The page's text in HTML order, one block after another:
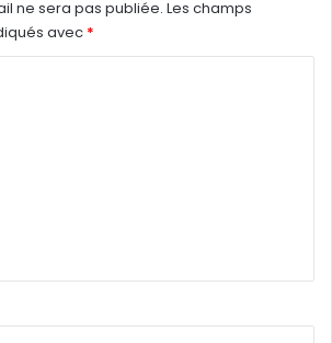
ne sera pas publiée. Les champs
avec *